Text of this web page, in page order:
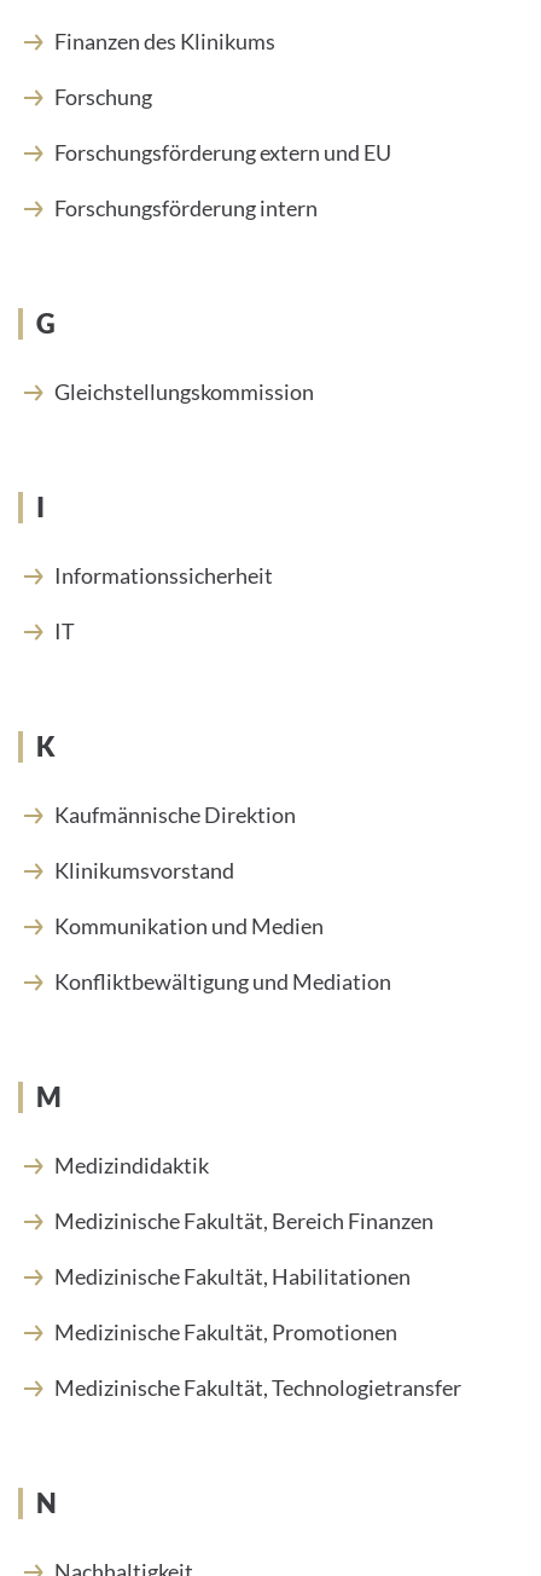
Finanzen des Klinikums
Forschung
Forschungsförderung extern und EU
Forschungsförderung intern
G
Gleichstellungskommission
I
Informationssicherheit
IT
K
Kaufmännische Direktion
Klinikumsvorstand
Kommunikation und Medien
Konfliktbewältigung und Mediation
M
Medizindidaktik
Medizinische Fakultät, Bereich Finanzen
Medizinische Fakultät, Habilitationen
Medizinische Fakultät, Promotionen
Medizinische Fakultät, Technologietransfer
N